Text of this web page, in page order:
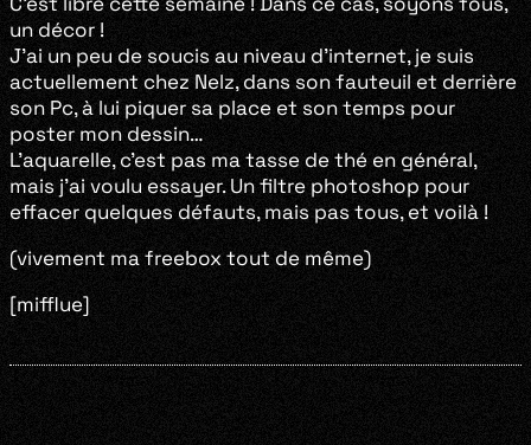
un décor !
J’ai un peu de soucis au niveau d’internet, je suis
actuellement chez Nelz, dans son fauteuil et derrière
son Pc, à lui piquer sa place et son temps pour
poster mon dessin…
L’aquarelle, c’est pas ma tasse de thé en général,
mais j’ai voulu essayer. Un filtre photoshop pour
effacer quelques défauts, mais pas tous, et voilà !
(vivement ma freebox tout de même)
[mifflue]